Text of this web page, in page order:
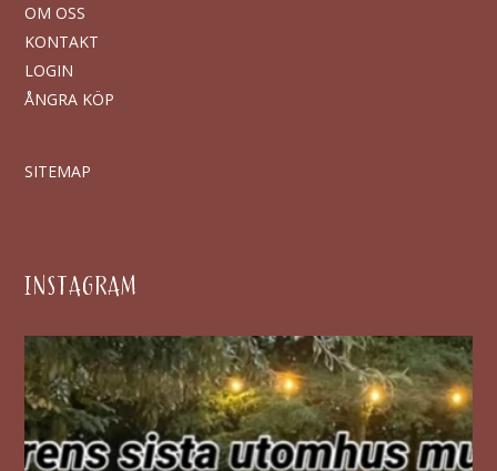
OM OSS
KONTAKT
LOGIN
ÅNGRA KÖP
SITEMAP
INSTAGRAM